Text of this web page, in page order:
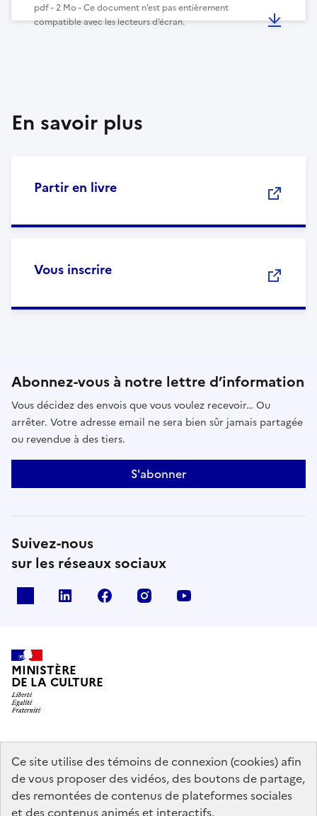
Ce site utilise des témoins de connexion (cookies) afin
de vous proposer des vidéos, des boutons de partage,
des remontées de contenus de plateformes sociales
et des contenus animés et interactifs.
pdf - 2 Mo - Ce document n’est pas entièrement
compatible avec les lecteurs d’écran.
En savoir plus
Partir en livre
Vous inscrire
Abonnez-vous à notre lettre d’information
Vous décidez des envois que vous voulez recevoir… Ou
arrêter. Votre adresse email ne sera bien sûr jamais partagée
ou revendue à des tiers.
S'abonner
Suivez-nous
sur les réseaux sociaux
linkedin facebook instagram
MINISTÈRE
DE LA CULTURE
data.gouv.fr legifrance.gouv.fr
info.gouv.fr
service-public.gouv.fr